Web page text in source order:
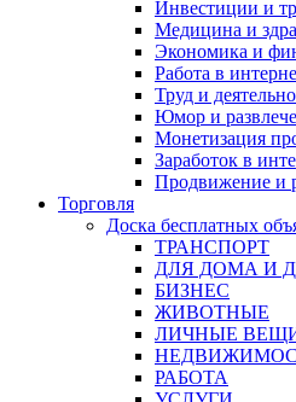
Инвестиции и
Медицина и
Экономика и
Работа в
Труд и
Юмор и
Монетизация
Заработок в
Продвижение и
Торговля
Доска бесплатных
ТРАНСПОРТ
ДЛЯ ДОМА И
БИЗНЕС
ЖИВОТНЫЕ
ЛИЧНЫЕ
РАБОТА